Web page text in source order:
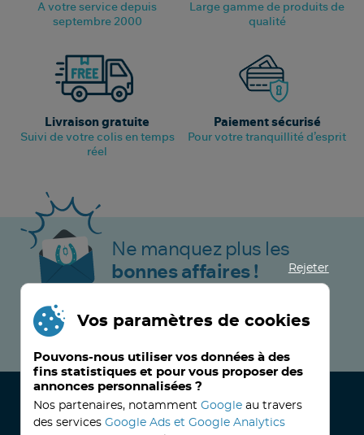
A votre service depuis
septembre 2000
Large gamme de produits de
qualité
Livraison gratuite
Suivi de votre colis en temps
réel
Paiement sécurisé
Pour votre tranquillité d’esprit
Ne manquez plus les
bonnes affaires !
JE M’INSCRIS MAINTENANT !
Rejeter
Vos paramètres de cookies
Pouvons-nous utiliser vos données à des
fins statistiques et pour vous proposer des
annonces personnalisées ?
Nos partenaires, notamment Google au travers
des services Google Ads et Google Analytics